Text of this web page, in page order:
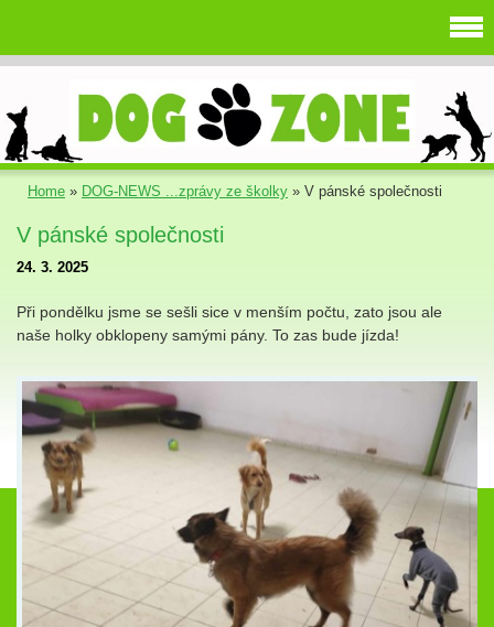
Home » DOG-NEWS ...zprávy ze školky » V pánské společnosti
V pánské společnosti
24. 3. 2025
Při pondělku jsme se sešli sice v menším počtu, zato jsou ale
naše holky obklopeny samými pány. To zas bude jízda!